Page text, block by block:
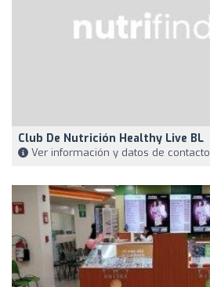
Club De Nutrición Healthy Live BL
Ver información y datos de contacto